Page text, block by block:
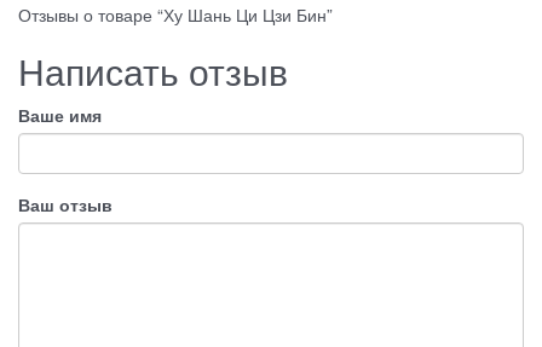
Отзывы о товаре “Ху Шань Ци Цзи Бин”
Написать отзыв
Ваше имя
Ваш отзыв